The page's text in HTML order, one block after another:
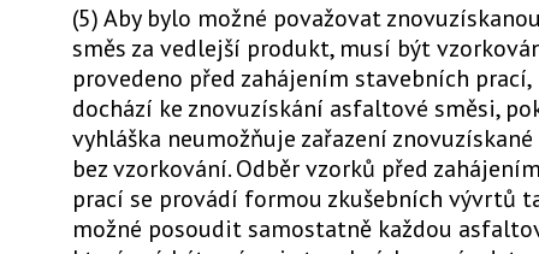
(5) Aby bylo možné považovat
směs za vedlejší produkt, musí být
provedeno před zahájením stavebních
dochází ke znovuzískání asfaltové směsi,
vyhláška neumožňuje zařazení
bez vzorkování. Odběr vzorků před
prací se provádí formou zkušebních vývrtů
možné posoudit samostatně každou